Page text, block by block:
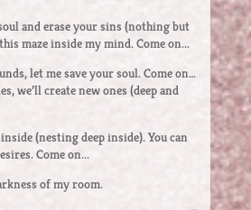
and erase your sins (nothing but
maze inside my mind. Come on...
let me save your soul. Come on…
we’ll create new ones (deep and
(nesting deep inside). You can
Come on...
of my room.